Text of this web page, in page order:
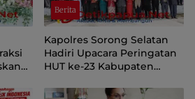
Berita
Kapolres Sorong Selatan
Hadiri Upacara Peringatan
HUT ke-23 Kabupaten